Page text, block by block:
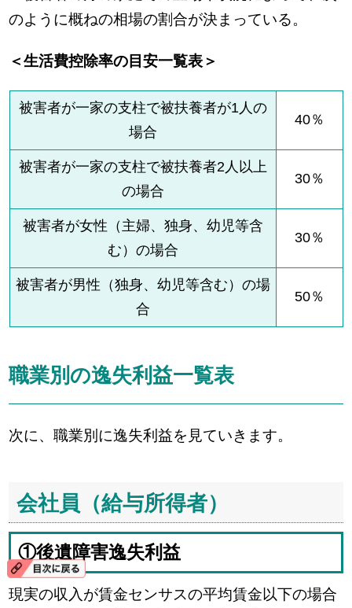
のように概ねの相場の割合が決まっている。
＜生活費控除率の目安一覧表＞
被害者が一家の支柱で被扶養者が1人の
場合
40％
被害者が一家の支柱で被扶養者2人以上
の場合
30％
被害者が女性（主婦、独身、幼児等含
む）の場合
30％
被害者が男性（独身、幼児等含む）の場
合
50％
職業別の逸失利益一覧表
次に、職業別に逸失利益を見ていきます。
会社員（給与所得者）
①後遺障害逸失利益
現実の収入が賃金センサスの平均賃金以下の場合